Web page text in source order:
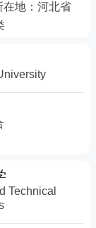
在地： 河北省
Technical